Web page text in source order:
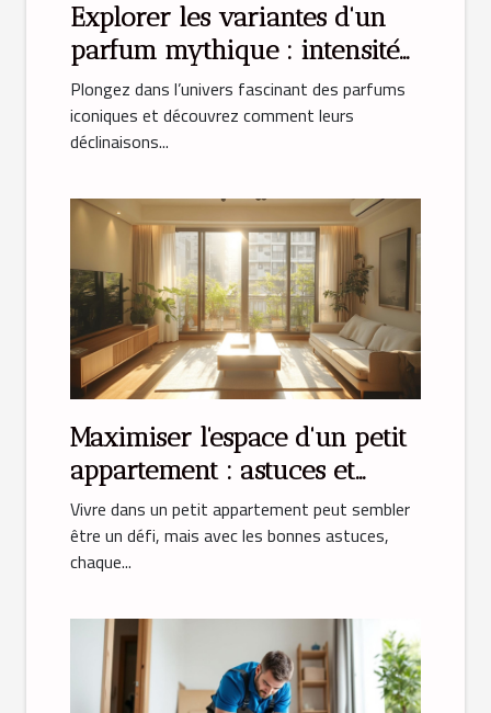
Explorer les variantes d'un
parfum mythique : intensité
et émotion
Plongez dans l’univers fascinant des parfums
iconiques et découvrez comment leurs
déclinaisons...
Maximiser l'espace d'un petit
appartement : astuces et
solutions
Vivre dans un petit appartement peut sembler
être un défi, mais avec les bonnes astuces,
chaque...